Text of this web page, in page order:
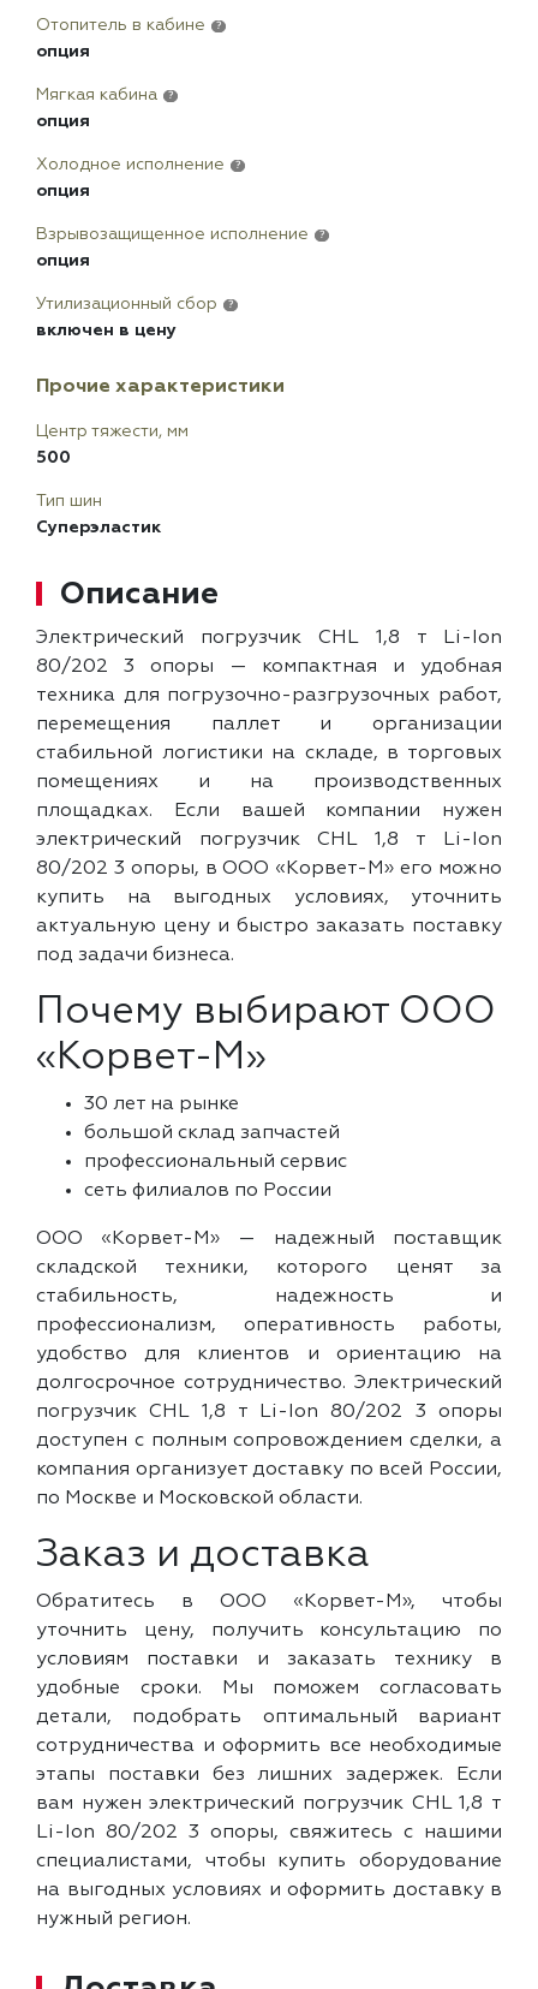
Отопитель в кабине ?
опция
Мягкая кабина ?
опция
Холодное исполнение ?
опция
Взрывозащищенное исполнение ?
опция
Утилизационный сбор ?
включен в цену
Прочие характеристики
Центр тяжести, мм
500
Тип шин
Суперэластик
Описание
Электрический погрузчик CHL 1,8 т Li-Ion
80/202 3 опоры — компактная и удобная
техника для погрузочно-разгрузочных работ,
перемещения паллет и организации
стабильной логистики на складе, в торговых
помещениях и на производственных
площадках. Если вашей компании нужен
электрический погрузчик CHL 1,8 т Li-Ion
80/202 3 опоры, в ООО «Корвет-М» его можно
купить на выгодных условиях, уточнить
актуальную цену и быстро заказать поставку
под задачи бизнеса.
Почему выбирают ООО
«Корвет-М»
30 лет на рынке
большой склад запчастей
профессиональный сервис
сеть филиалов по России
ООО «Корвет-М» — надежный поставщик
складской техники, которого ценят за
стабильность, надежность и
профессионализм, оперативность работы,
удобство для клиентов и ориентацию на
долгосрочное сотрудничество. Электрический
погрузчик CHL 1,8 т Li-Ion 80/202 3 опоры
доступен с полным сопровождением сделки, а
компания организует доставку по всей России,
по Москве и Московской области.
Заказ и доставка
Обратитесь в ООО «Корвет-М», чтобы
уточнить цену, получить консультацию по
условиям поставки и заказать технику в
удобные сроки. Мы поможем согласовать
детали, подобрать оптимальный вариант
сотрудничества и оформить все необходимые
этапы поставки без лишних задержек. Если
вам нужен электрический погрузчик CHL 1,8 т
Li-Ion 80/202 3 опоры, свяжитесь с нашими
специалистами, чтобы купить оборудование
на выгодных условиях и оформить доставку в
нужный регион.